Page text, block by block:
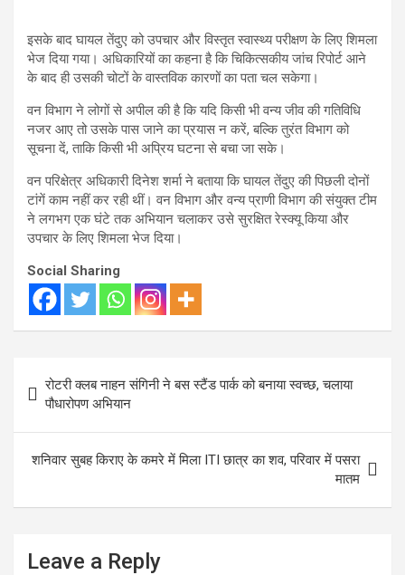
इसके बाद घायल तेंदुए को उपचार और विस्तृत स्वास्थ्य परीक्षण के लिए शिमला
भेज दिया गया। अधिकारियों का कहना है कि चिकित्सकीय जांच रिपोर्ट आने
के बाद ही उसकी चोटों के वास्तविक कारणों का पता चल सकेगा।
वन विभाग ने लोगों से अपील की है कि यदि किसी भी वन्य जीव की गतिविधि
नजर आए तो उसके पास जाने का प्रयास न करें, बल्कि तुरंत विभाग को
सूचना दें, ताकि किसी भी अप्रिय घटना से बचा जा सके।
वन परिक्षेत्र अधिकारी दिनेश शर्मा ने बताया कि घायल तेंदुए की पिछली दोनों
टांगें काम नहीं कर रही थीं। वन विभाग और वन्य प्राणी विभाग की संयुक्त टीम
ने लगभग एक घंटे तक अभियान चलाकर उसे सुरक्षित रेस्क्यू किया और
उपचार के लिए शिमला भेज दिया।
Social Sharing
Post
navigation
रोटरी क्लब नाहन संगिनी ने बस स्टैंड पार्क को बनाया स्वच्छ, चलाया
पौधारोपण अभियान
शनिवार सुबह किराए के कमरे में मिला ITI छात्र का शव, परिवार में पसरा
मातम
Leave a Reply